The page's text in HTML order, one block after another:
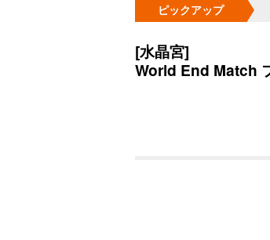
ピックアップ
[水晶宮]
World End Match